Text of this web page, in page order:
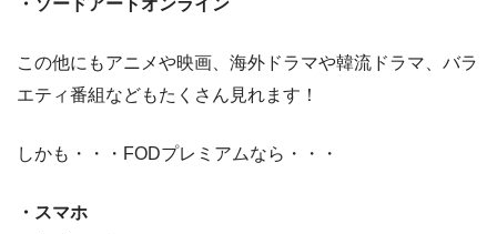
・ソードアートオンライン
この他にもアニメや映画、海外ドラマや韓流ドラマ、バラ
エティ番組などもたくさん見れます！
しかも・・・FODプレミアムなら・・・
・スマホ